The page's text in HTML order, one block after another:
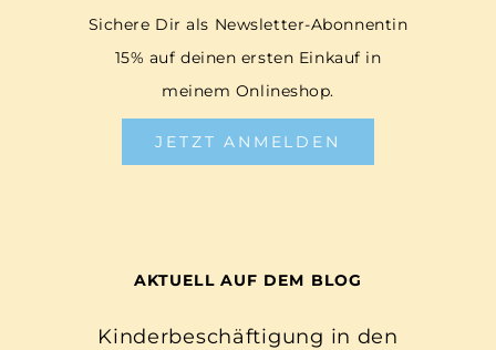
Sichere Dir als Newsletter-Abonnentin
15% auf deinen ersten Einkauf in
meinem Onlineshop.
JETZT ANMELDEN
AKTUELL AUF DEM BLOG
Kinderbeschäftigung in den